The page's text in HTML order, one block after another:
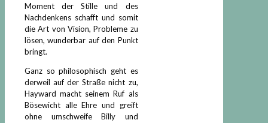
Moment der Stille und des
Nachdenkens schafft und somit
die Art von Vision, Probleme zu
lösen, wunderbar auf den Punkt
bringt.
Ganz so philosophisch geht es
derweil auf der Straße nicht zu,
Hayward macht seinem Ruf als
Bösewicht alle Ehre und greift
ohne umschweife Billy und